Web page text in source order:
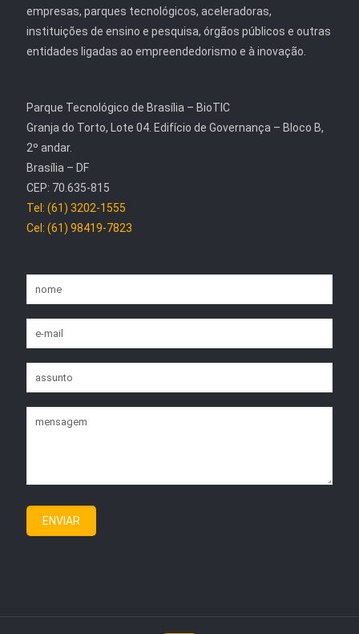
empresas, parques tecnológicos, aceleradoras,
instituições de ensino e pesquisa, órgãos públicos e outras
entidades ligadas ao empreendedorismo e à inovação.
Parque Tecnológico de Brasília – BioTIC
Granja do Torto, Lote 04. Edifício de Governança – Bloco B,
2º andar.
Brasília – DF
CEP: 70.635-815
Tel: (61) 3202-1555
Cel: (61) 98419-7823